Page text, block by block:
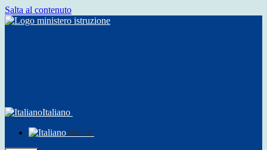
Salta al contenuto
Italiano
Italiano